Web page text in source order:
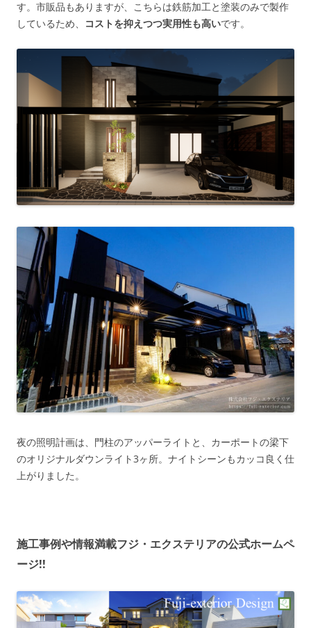
す。市販品もありますが、こちらは鉄筋加工と塗装のみで製作
しているため、
コストを抑えつつ実用性も高いです。
夜の照明計画は、門柱のアッパーライトと、カーポートの梁下
のオリジナルダウンライト3ヶ所。ナイトシーンもカッコ良く仕
上がりました。
施工事例や情報満載フジ・エクステリアの公式ホームペ
ージ!!